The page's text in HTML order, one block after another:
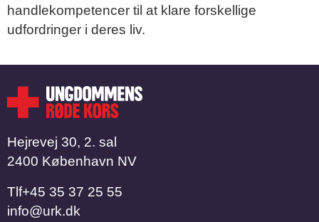
handlekompetencer til at klare forskellige
udfordringer i deres liv.
Hejrevej 30, 2. sal
2400 København NV
Tlf​​​​​​​+45 35 37 25 55
info@urk.dk